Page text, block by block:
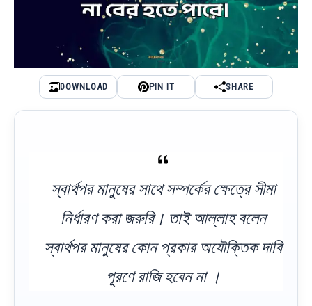
DOWNLOAD PIN IT SHARE
স্বার্থপর মানুষের সাথে সম্পর্কের ক্ষেত্রে সীমা
নির্ধারণ করা জরুরি। তাই আল্লাহ বলেন
স্বার্থপর মানুষের কোন প্রকার অযৌক্তিক দাবি
পূরণে রাজি হবেন না ।